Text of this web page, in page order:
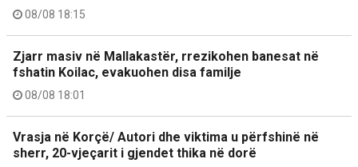
08/08 18:15
Zjarr masiv në Mallakastër, rrezikohen banesat në
fshatin Koilac, evakuohen disa familje
08/08 18:01
Vrasja në Korçë/ Autori dhe viktima u përfshinë në
sherr, 20-vjeçarit i gjendet thika në dorë